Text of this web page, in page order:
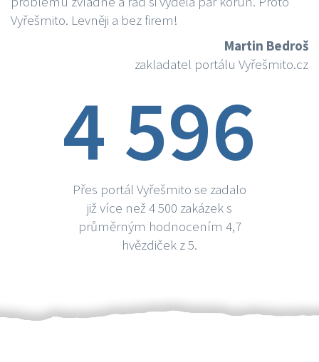
Vyřešmito. Levněji a bez firem!
Martin Bedroš
zakladatel portálu Vyřešmito.cz
4 596
Přes portál Vyřešmito se zadalo
již více než 4 500 zakázek s
průměrným hodnocením 4,7
hvězdiček z 5.